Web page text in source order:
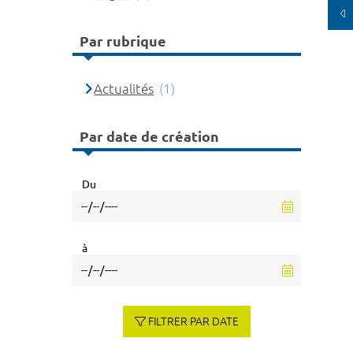
Par rubrique
Actualités (1)
Par date de création
Du
à
FILTRER PAR DATE